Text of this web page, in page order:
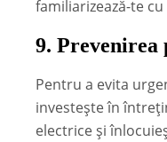
familiarizează-te
9. Prevenirea
Pentru a evita
investește în
electrice și